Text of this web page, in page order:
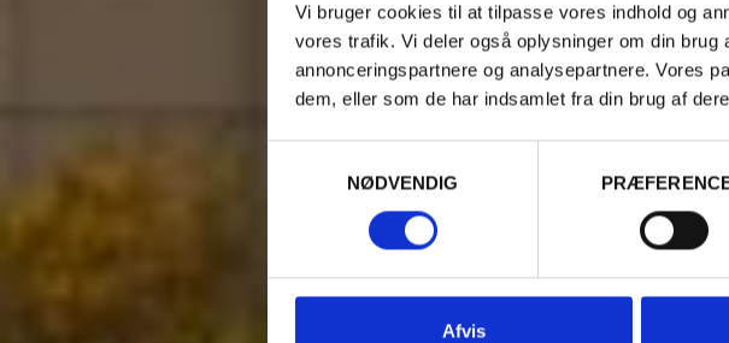
Vi bruger cookies til at tilpasse vores indhold og
vores trafik. Vi deler også oplysninger om din
annonceringspartnere og analysepartnere. Vores
dem, eller som de har indsamlet fra din brug af
NØDVENDIG
Afvis